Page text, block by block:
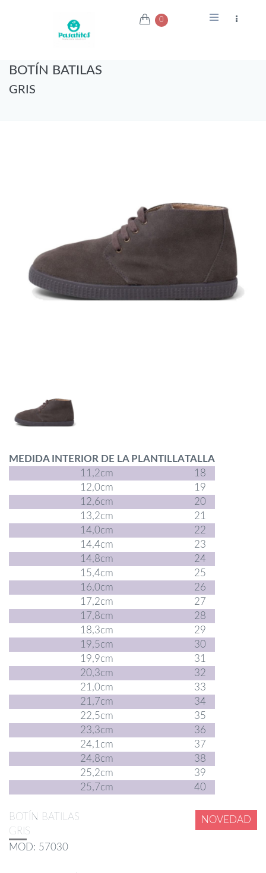
0
BOTÍN BATILAS
GRIS
MEDIDA INTERIOR DE LA PLANTILLATALLA
11,2cm
18
12,0cm
19
12,6cm
20
13,2cm
21
14,0cm
22
14,4cm
23
14,8cm
24
15,4cm
25
16,0cm
26
17,2cm
27
17,8cm
28
18,3cm
29
19,5cm
30
19,9cm
31
20,3cm
32
21,0cm
33
21,7cm
34
22,5cm
35
23,3cm
36
24,1cm
37
24,8cm
38
25,2cm
39
25,7cm
40
BOTÍN BATILAS
GRIS
MOD: 57030
NOVEDAD